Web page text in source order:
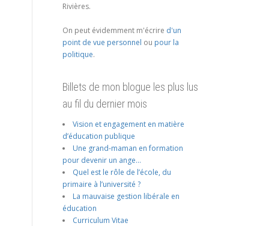
Rivières.
On peut évidemment m'écrire d'un
point de vue personnel ou pour la
politique.
Billets de mon blogue les plus lus
au fil du dernier mois
Vision et engagement en matière
d’éducation publique
Une grand-maman en formation
pour devenir un ange…
Quel est le rôle de l’école, du
primaire à l’université ?
La mauvaise gestion libérale en
éducation
Curriculum Vitae